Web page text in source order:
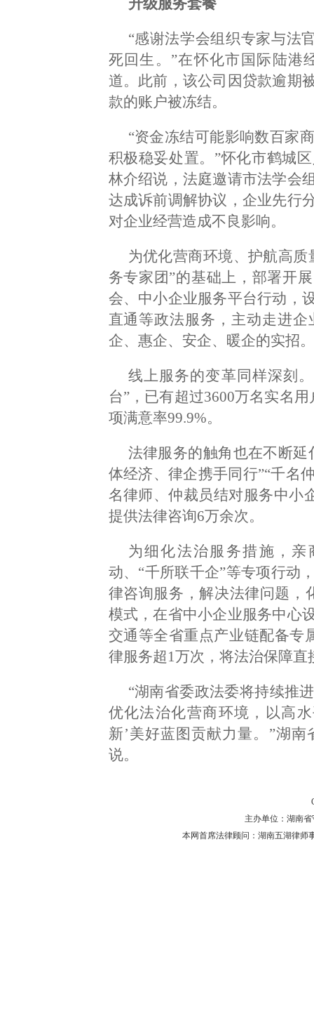
升级服务套餐
“感谢法学会组织专家与法
死回生。”在怀化市国际陆港
道。此前，该公司因贷款逾期
款的账户被冻结。
“资金冻结可能影响数百家
积极稳妥处置。”怀化市鹤城
林介绍说，法庭邀请市法学会
达成诉前调解协议，企业先行
对企业经营造成不良影响。
为优化营商环境、护航高
务专家团”的基础上，部署开
会、中小企业服务平台行动，
直通等政法服务，主动走进
企、惠企、安企、暖企的实招。
线上服务的变革同样深刻
台”，已有超过3600万名实名
项满意率99.9%。
法律服务的触角也在不断
体经济、律企携手同行”“千名
名律师、仲裁员结对服务中小
提供法律咨询6万余次。
为细化法治服务措施，
动、“千所联千企”等专项行动
律咨询服务，解决法律问题，
模式，在省中小企业服务中心
交通等全省重点产业链配备专
律服务超1万次，将法治保障
“湖南省委政法委将持续推
优化法治化营商环境，以高
新’美好蓝图贡献力量。”湖
说。
主办单位：湖南省
本网首席法律顾问：湖南五湖律师